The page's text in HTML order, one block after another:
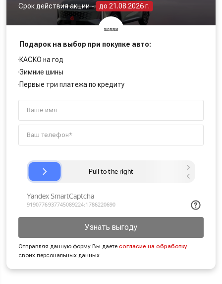
Срок действия акции - до 21.08.2026 г.
Подарок на выбор при покупке авто:
КАСКО на год
Зимние шины
Первые три платежа по кредиту
Узнать выгоду
Отправляя данную форму Вы даетесогласие на обработку
своих персональных данных